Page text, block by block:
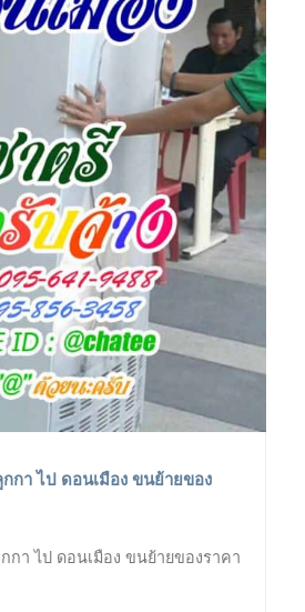
กา ไป ดอนเมือง ขนย้ายของ
กา ไป ดอนเมือง ขนย้ายของราคา